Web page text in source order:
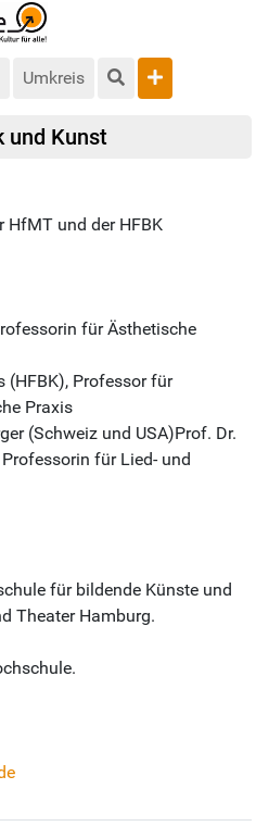
Umkreis
und Kunst
HfMT und der HFBK
für Ästhetische
(HFBK), Professor für
Praxis
(Schweiz und USA)Prof. Dr.
für Lied- und
für bildende Künste und
Theater Hamburg.